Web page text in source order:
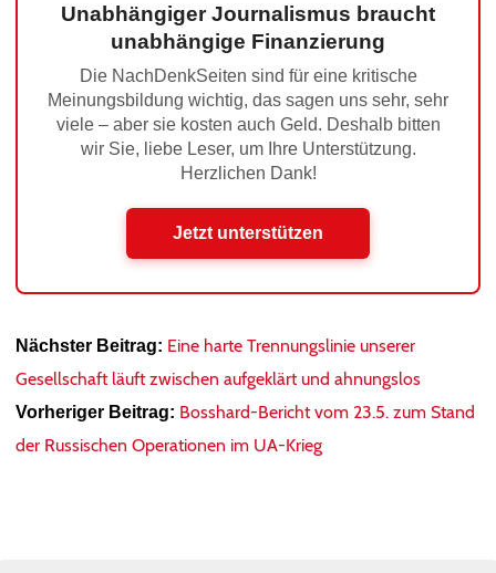
Unabhängiger Journalismus braucht
unabhängige Finanzierung
Die NachDenkSeiten sind für eine kritische
Meinungsbildung wichtig, das sagen uns sehr, sehr
viele – aber sie kosten auch Geld. Deshalb bitten
wir Sie, liebe Leser, um Ihre Unterstützung.
Herzlichen Dank!
Jetzt unterstützen
Nächster Beitrag: Eine harte Trennungslinie unserer
Gesellschaft läuft zwischen aufgeklärt und ahnungslos
Vorheriger Beitrag: Bosshard-Bericht vom 23.5. zum Stand
der Russischen Operationen im UA-Krieg